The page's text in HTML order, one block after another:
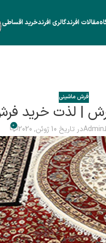
مقالات افرندگالری افرندخرید اقساطی
فرش ماشینی
فرش | لذت خرید
Adminدر تاریخ 10 ژوئن, 2020 0